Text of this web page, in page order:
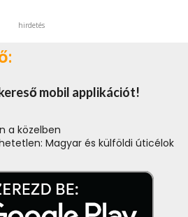
hirdetés
mobil applikációt!
a közelben
Magyar és külföldi úticélok